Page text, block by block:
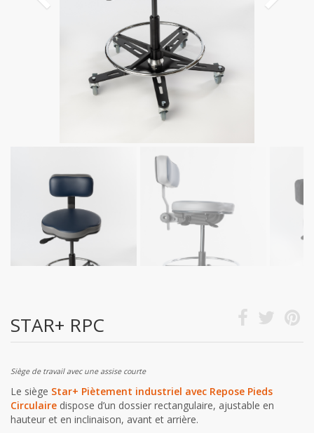
STAR+ RPC
Siège de travail avec une assise courte
Le siège Star+ Piètement industriel avec Repose Pieds
Circulaire dispose d’un dossier rectangulaire, ajustable en
hauteur et en inclinaison, avant et arrière.